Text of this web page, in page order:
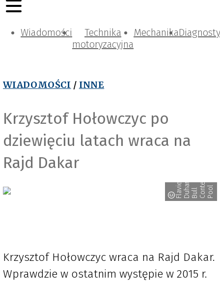
Wiadomości
Technika
motoryzacyjna
Mechanika
WIADOMOŚCI / INNE
Krzysztof Hołowczyc po
dziewięciu latach wraca na
Rajd Dakar
F
l
a v i
e
n
D
u h a
m
e
l
/
R
ed
B
u
l l
C
o n t
e
n t
P
o o l
Krzysztof Hołowczyc wraca na Rajd Dakar.
Wprawdzie w ostatnim występie w 2015 r.